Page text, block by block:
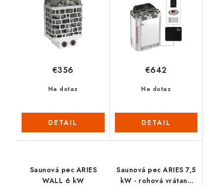
Na dotaz
€356
DETAIL
Na dotaz
€642
DETAIL
Saunová pec ARIES
WALL 6 kW
Saunová pec ARIES 7,5
kW - rohová vrátane